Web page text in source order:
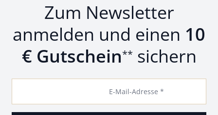
Zum Newsletter
anmelden und einen 10
€ Gutschein** sichern
E-Mail-Adresse *